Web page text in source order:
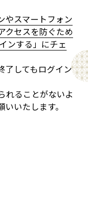
やスマートフォン
クセスを防ぐため
ンする」にチェ
了してもログイン
れることがないよ
いたします。